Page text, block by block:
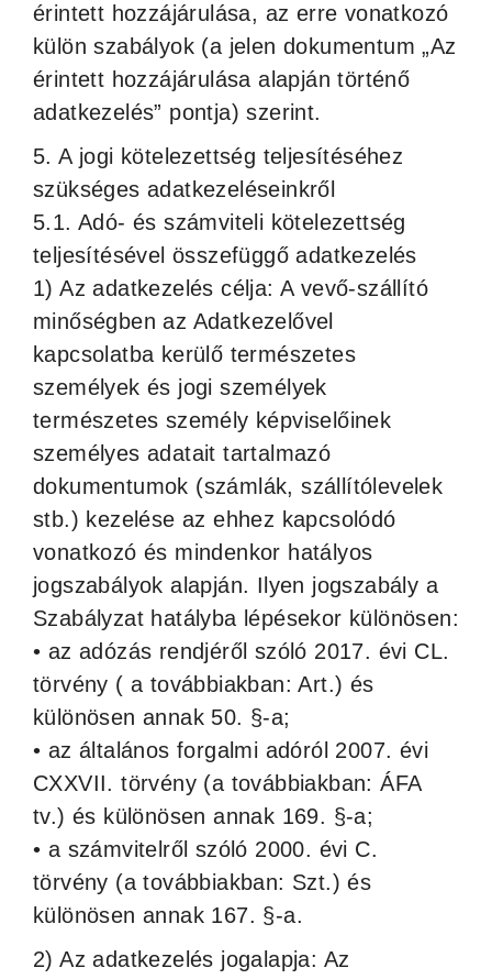
érintett hozzájárulása, az erre vonatkozó
külön szabályok (a jelen dokumentum „Az
érintett hozzájárulása alapján történő
adatkezelés” pontja) szerint.
5. A jogi kötelezettség teljesítéséhez
szükséges adatkezeléseinkről
5.1. Adó- és számviteli kötelezettség
teljesítésével összefüggő adatkezelés
1) Az adatkezelés célja: A vevő-szállító
minőségben az Adatkezelővel
kapcsolatba kerülő természetes
személyek és jogi személyek
természetes személy képviselőinek
személyes adatait tartalmazó
dokumentumok (számlák, szállítólevelek
stb.) kezelése az ehhez kapcsolódó
vonatkozó és mindenkor hatályos
jogszabályok alapján. Ilyen jogszabály a
Szabályzat hatályba lépésekor különösen:
• az adózás rendjéről szóló 2017. évi CL.
törvény ( a továbbiakban: Art.) és
különösen annak 50. §-a;
• az általános forgalmi adóról 2007. évi
CXXVII. törvény (a továbbiakban: ÁFA
tv.) és különösen annak 169. §-a;
• a számvitelről szóló 2000. évi C.
törvény (a továbbiakban: Szt.) és
különösen annak 167. §-a.
2) Az adatkezelés jogalapja: Az